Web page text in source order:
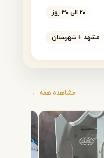
۲۰ الی ۳۰ روز
مشهد + شهرستان
مشاهده همه ←